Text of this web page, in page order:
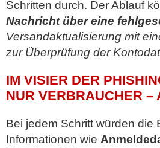
Schritten durch. Der Ablauf
Nachricht über eine
Versandaktualisierung mit
zur Überprüfung der
IM VISIER DER
NUR VERBRAUCHER –
Bei jedem Schritt würden die
Informationen wie